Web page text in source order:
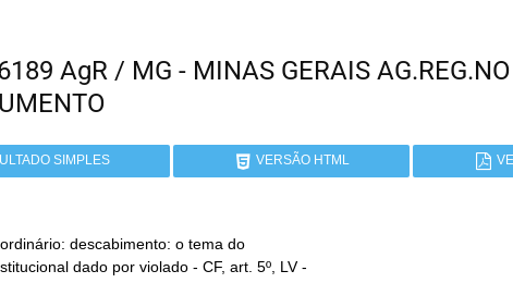
AgR / MG - MINAS GERAIS
SIMPLES VERSÃO HTML
descabimento: o tema do